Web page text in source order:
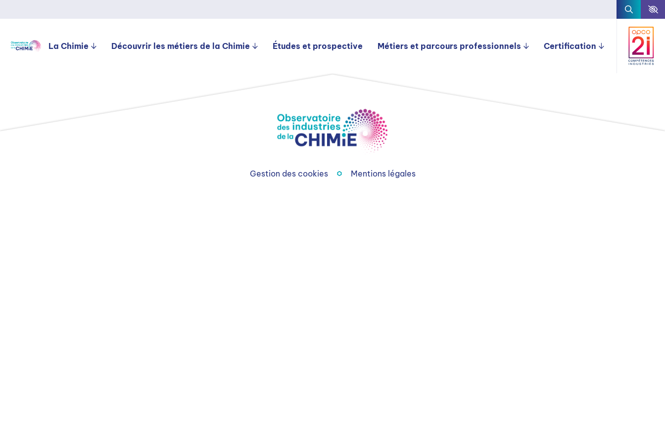
La Chimie Découvrir les métiers de la Chimie Études et prospective Métiers et parcours professionnels Certification
Gestion des cookies Mentions légales